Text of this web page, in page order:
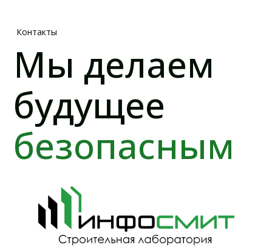
О КОМПАНИИ
О компании
Аккредитация
Объекты
Новости
Испытания бетона на прочность
Коэффициент уплотнения песка и засыпок